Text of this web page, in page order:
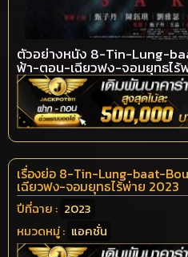
ตัวอย่างหนัง 8-Tin-Lung-
ฟ้า-ตอน-เฉียวฟง-จอมยุทธไร้
เรื่องย่อ 8-Tin-Lung-baat-
เฉียวฟง-จอมยุทธไร้พ่าย 2023
ปีที่ฉาย : 2023
หมวดหมู่ : แอคชั่น